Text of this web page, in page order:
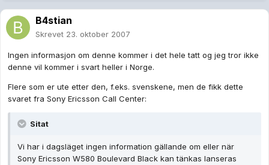
B4stian
Skrevet 23. oktober 2007
Ingen informasjon om denne kommer i det hele tatt og jeg tror ikke
denne vil kommer i svart heller i Norge.
Flere som er ute etter den, f.eks. svenskene, men de fikk dette
svaret fra Sony Ericsson Call Center:
Sitat
Vi har i dagsläget ingen information gällande om eller när
Sony Ericsson W580 Boulevard Black kan tänkas lanseras